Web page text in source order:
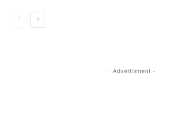
- Advertisment -